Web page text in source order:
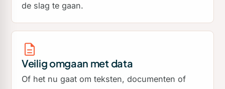
de slag te gaan.
Veilig omgaan met data
Of het nu gaat om teksten, documenten of